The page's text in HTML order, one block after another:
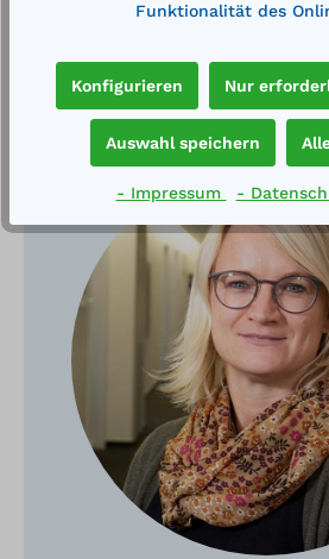
Haben Sie Fragen?
Funktionalität des
Konfigurieren Nur
Auswahl speichern
- Impressum -